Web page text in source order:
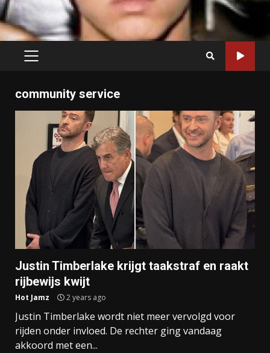
PRIMARY
community service
Justin Timberlake krijgt taakstraf en raakt
rijbewijs kwijt
Hot Jamz 2 years ago
Justin Timberlake wordt niet meer vervolgd voor
rijden onder invloed. De rechter ging vandaag
akkoord met een...